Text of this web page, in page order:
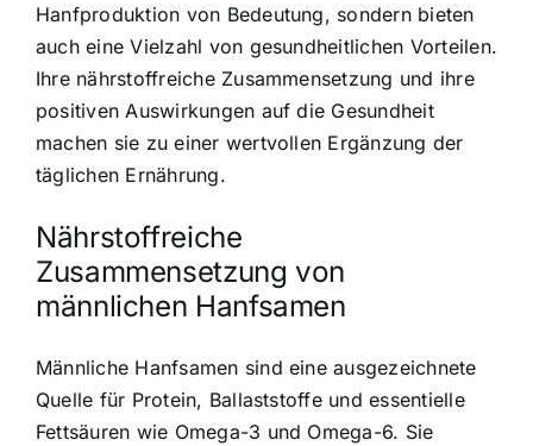
Hanfproduktion von Bedeutung, sondern bieten
auch eine Vielzahl von gesundheitlichen Vorteilen.
Ihre nährstoffreiche Zusammensetzung und ihre
positiven Auswirkungen auf die Gesundheit
machen sie zu einer wertvollen Ergänzung der
täglichen Ernährung.
Nährstoffreiche
Zusammensetzung von
männlichen Hanfsamen
Männliche Hanfsamen sind eine ausgezeichnete
Quelle für Protein, Ballaststoffe und essentielle
Fettsäuren wie Omega-3 und Omega-6. Sie